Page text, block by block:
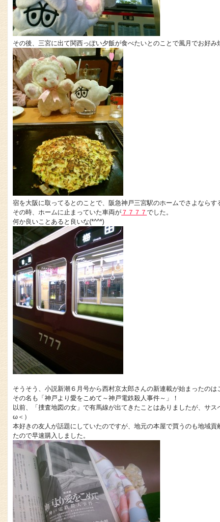
その後、三宮に出て関西っぽい夕飯が食べたいとのことで風月でお好み
宿を大阪に取ってるとのことで、阪急神戸三宮駅のホームでさよならす
その時、ホームに止まっていた車両が ７７７７ でした。
何か良いことあると良いな(*^^*)
そうそう、小説新潮６月号から西村京太郎さんの新連載が始まったのは
その名も「神戸より愛をこめて～神戸電鉄殺人事件～」！
以前、「捜査地図の女」で有馬線が出てきたことはありましたが、サ
ω＜）
本好きの友人が話題にしていたのですが、地元の本屋で買うのも地域
たので早速購入しました。